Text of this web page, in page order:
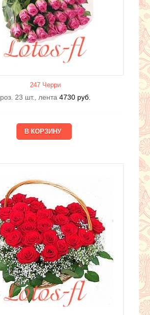
247 Черри
роз. 23 шт., лента 4730 руб.